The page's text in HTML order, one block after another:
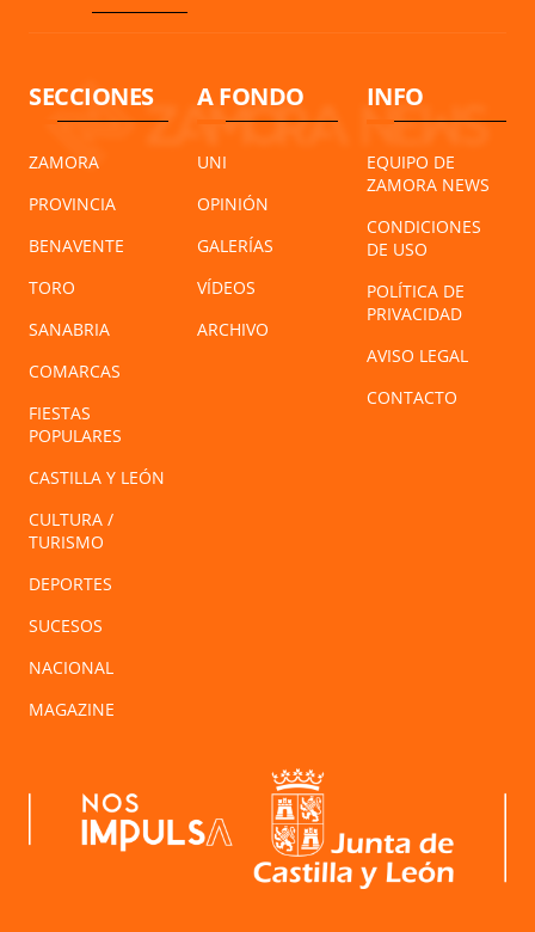
SECCIONES
ZAMORA
PROVINCIA
BENAVENTE
TORO
SANABRIA
COMARCAS
FIESTAS
POPULARES
CASTILLA Y LEÓN
CULTURA /
TURISMO
DEPORTES
SUCESOS
NACIONAL
MAGAZINE
A FONDO
UNI
OPINIÓN
GALERÍAS
VÍDEOS
ARCHIVO
INFO
EQUIPO DE
ZAMORA NEWS
CONDICIONES
DE USO
POLÍTICA DE
PRIVACIDAD
AVISO LEGAL
CONTACTO